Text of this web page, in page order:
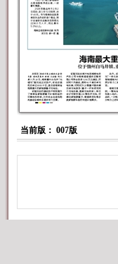
当前版： 007版